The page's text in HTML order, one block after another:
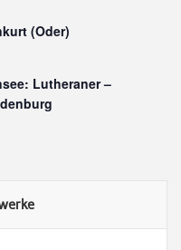
(Oder)
Lutheraner –